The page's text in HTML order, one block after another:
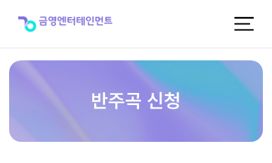
반주곡 신청